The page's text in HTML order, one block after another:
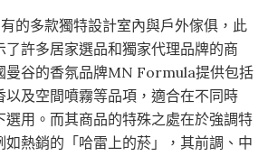
的多款獨特設計室內與戶外傢俱，此
了許多居家選品和獨家代理品牌的商
曼谷的香氛品牌MN Formula提供包括
以及空間噴霧等品項，適合在不同時
選用。而其商品的特殊之處在於強調特
如熱銷的「哈雷上的菸」，其前調、中